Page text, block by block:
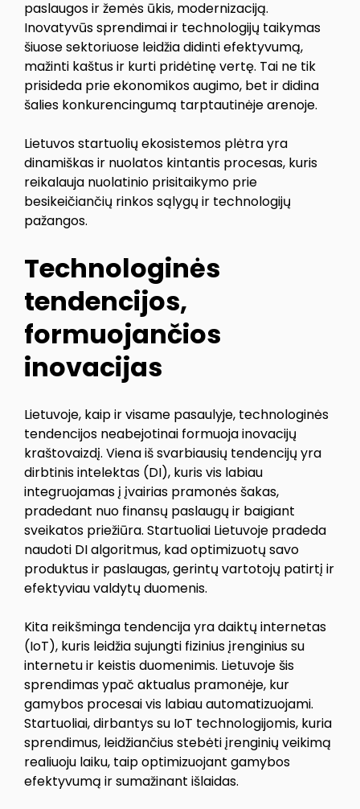
paslaugos ir žemės ūkis, modernizaciją.
Inovatyvūs sprendimai ir technologijų taikymas
šiuose sektoriuose leidžia didinti efektyvumą,
mažinti kaštus ir kurti pridėtinę vertę. Tai ne tik
prisideda prie ekonomikos augimo, bet ir didina
šalies konkurencingumą tarptautinėje arenoje.
Lietuvos startuolių ekosistemos plėtra yra
dinamiškas ir nuolatos kintantis procesas, kuris
reikalauja nuolatinio prisitaikymo prie
besikeičiančių rinkos sąlygų ir technologijų
pažangos.
Technologinės
tendencijos,
formuojančios
inovacijas
Lietuvoje, kaip ir visame pasaulyje, technologinės
tendencijos neabejotinai formuoja inovacijų
kraštovaizdį. Viena iš svarbiausių tendencijų yra
dirbtinis intelektas (DI), kuris vis labiau
integruojamas į įvairias pramonės šakas,
pradedant nuo finansų paslaugų ir baigiant
sveikatos priežiūra. Startuoliai Lietuvoje pradeda
naudoti DI algoritmus, kad optimizuotų savo
produktus ir paslaugas, gerintų vartotojų patirtį ir
efektyviau valdytų duomenis.
Kita reikšminga tendencija yra daiktų internetas
(IoT), kuris leidžia sujungti fizinius įrenginius su
internetu ir keistis duomenimis. Lietuvoje šis
sprendimas ypač aktualus pramonėje, kur
gamybos procesai vis labiau automatizuojami.
Startuoliai, dirbantys su IoT technologijomis, kuria
sprendimus, leidžiančius stebėti įrenginių veikimą
realiuoju laiku, taip optimizuojant gamybos
efektyvumą ir sumažinant išlaidas.